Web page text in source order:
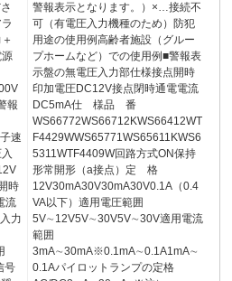
報
速
時
流
力
号
警報表示となります。）×…接続不
可（有電圧入力機種のため）防犯
用途の使用例高齢者施設（グルー
プホームなど）での使用例■警報表
示盤の無電圧入力部仕様接点開時
印加電圧DC12V接点閉時通電電流
DC5mA仕 様品 番
WS66772WS66712KWS66412WT
F4429WWS65771WS65611KWS6
5311WTF4409W回路方式ON保持
形常開形（a接点）定 格
12V30mA30V30mA30V0.1A（0.4
VA以下）適用電圧範囲
5V∼12V5V∼30V5V∼30V適用電流
範囲
3mA∼30mA※0.1mA∼0.1A1mA∼
0.1Aパイロットランプの定格